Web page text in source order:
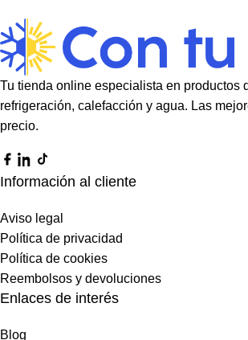
Tu tienda online especialista en productos
refrigeración, calefacción y agua. Las
precio.
Información al cliente
Aviso legal
Política de privacidad
Política de cookies
Reembolsos y devoluciones
Enlaces de interés
Blog